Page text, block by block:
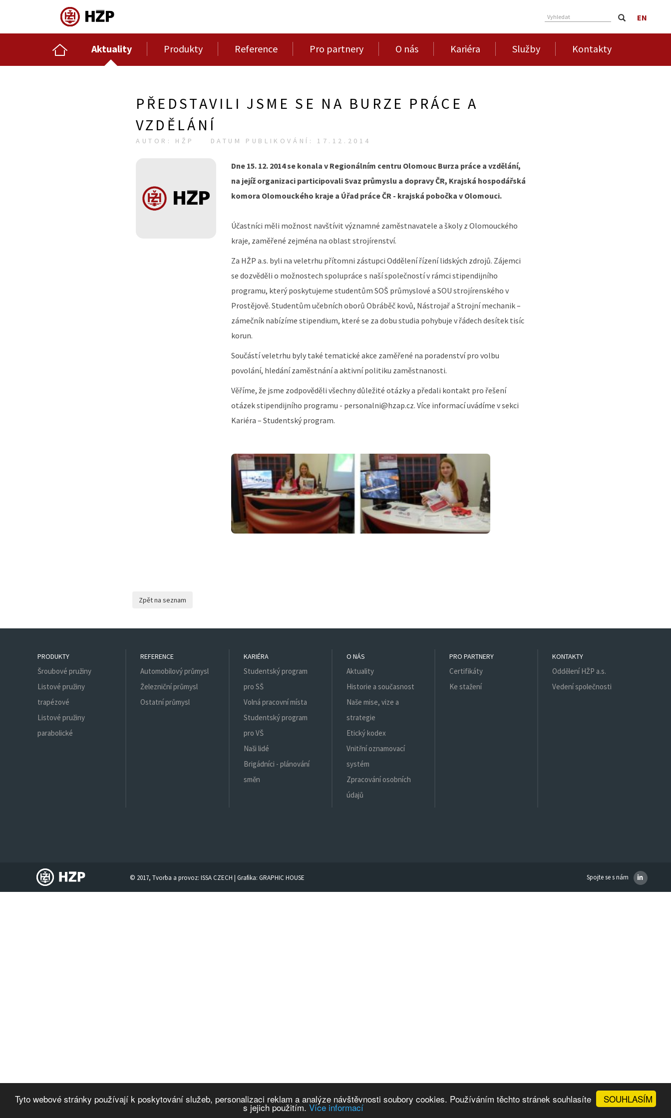
SOUHLASÍM
Tyto webové stránky používají k poskytování služeb, personalizaci reklam a analýze návštěvnosti soubory cookies. Používáním těchto stránek souhlasíte
s jejich použitím. Více informací
Vyhledat
EN
Aktuality Produkty Reference Pro partnery O nás Kariéra Služby Kontakty
PŘEDSTAVILI JSME SE NA BURZE PRÁCE A
VZDĚLÁNÍ
AUTOR: HŽP DATUM PUBLIKOVÁNÍ: 17.12.2014
Dne 15. 12. 2014 se konala v Regionálním centru Olomouc Burza práce a vzdělání,
na jejíž organizaci participovali Svaz průmyslu a dopravy ČR, Krajská hospodářská
komora Olomouckého kraje a Úřad práce ČR - krajská pobočka v Olomouci.
Účastníci měli možnost navštívit významné zaměstnavatele a školy z Olomouckého
kraje, zaměřené zejména na oblast strojírenství.
Za HŽP a.s. byli na veletrhu přítomni zástupci Oddělení řízení lidských zdrojů. Zájemci
se dozvěděli o možnostech spolupráce s naší společností v rámci stipendijního
programu, který poskytujeme studentům SOŠ průmyslové a SOU strojírenského v
Prostějově. Studentům učebních oborů Obráběč kovů, Nástrojař a Strojní mechanik –
zámečník nabízíme stipendium, které se za dobu studia pohybuje v řádech desítek tisíc
korun.
Součástí veletrhu byly také tematické akce zaměřené na poradenství pro volbu
povolání, hledání zaměstnání a aktivní politiku zaměstnanosti.
Věříme, že jsme zodpověděli všechny důležité otázky a předali kontakt pro řešení
otázek stipendijního programu - personalni@hzap.cz. Více informací uvádíme v sekci
Kariéra – Studentský program.
PRODUKTY
Šroubové pružiny
Listové pružiny
trapézové
Listové pružiny
parabolické
REFERENCE
Automobilový průmysl
Železniční průmysl
Ostatní průmysl
KARIÉRA
Studentský program
pro SŠ
Volná pracovní místa
Studentský program
pro VŠ
Naši lidé
Brigádníci - plánování
směn
O NÁS
Aktuality
Historie a současnost
Naše mise, vize a
strategie
Etický kodex
Vnitřní oznamovací
systém
Zpracování osobních
údajů
PRO PARTNERY
Certifikáty
Ke stažení
KONTAKTY
Oddělení HŽP a.s.
Vedení společnosti
Spojte se s nám
© 2017, Tvorba a provoz:ISSA CZECH | Grafika:GRAPHIC HOUSE